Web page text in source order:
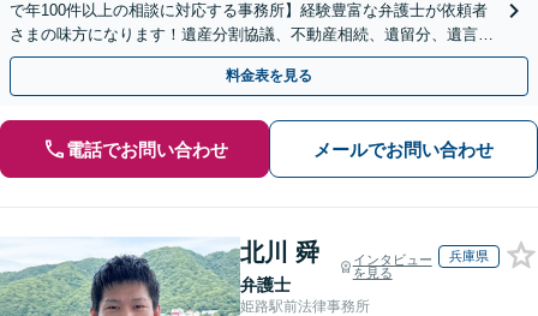
で年100件以上の相談に対応する事務所】経験豊富な弁護士が依頼者
さまの味方になります！遺産分割協議、不動産相続、遺留分、遺言書
の作成など【烏丸御池駅7分】
料金表を見る
電話でお問い合わせ メールでお問い合わせ
北川 舜
弁護士
インタビュー
を見る
兵庫県
姫路駅前法律事務所